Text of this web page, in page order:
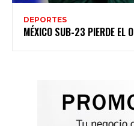
DEPORTES
MÉXICO SUB-23 PIERDE EL